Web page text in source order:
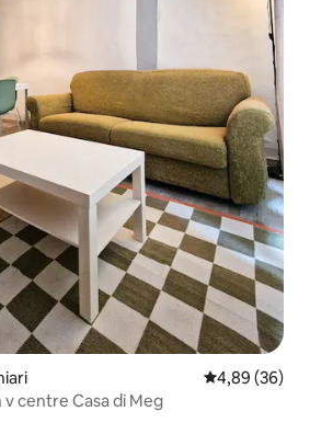
Priemerné
4,89 (36)
centre Casa di Meg